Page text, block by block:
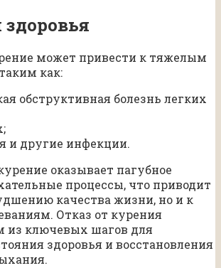
может привести к тяжелым
как:
обструктивная болезнь легких
и другие инфекции.
оказывает пагубное
процессы, что приводит
качества жизни, но и к
Отказ от курения
из ключевых шагов для
здоровья и восстановления